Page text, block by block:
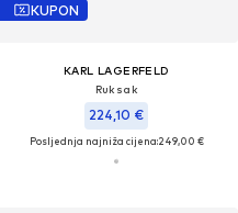
KUPON
KARL LAGERFELD
Ruksak
224,10 €
Posljednja najniža cijena:249,00 €